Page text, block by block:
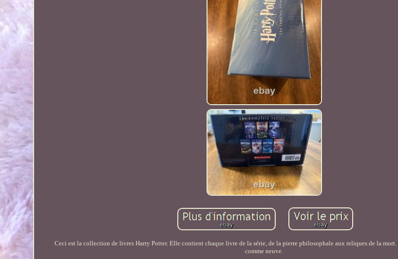
Ceci est la collection de livres Harry Potter. Elle contient chaque livre de la série, de la pierre philosophale aux reliques de la mort.
comme neuve.